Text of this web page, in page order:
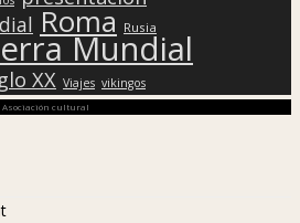
Roma Rusia
Mundial
XX Viajes vikingos
Asociación cultural